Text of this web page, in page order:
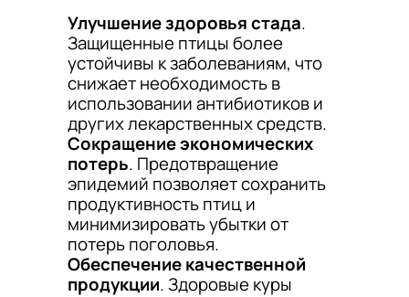
Улучшение здоровья стада.
Защищенные птицы более
устойчивы к заболеваниям, что
снижает необходимость в
использовании антибиотиков и
других лекарственных средств.
Сокращение экономических
потерь. Предотвращение
эпидемий позволяет сохранить
продуктивность птиц и
минимизировать убытки от
потерь поголовья.
Обеспечение качественной
продукции. Здоровые куры